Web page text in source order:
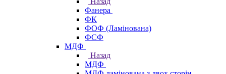
Фанера
ФК
ФОФ (Ламінована)
ФСФ
МДФ
Назад
МДФ